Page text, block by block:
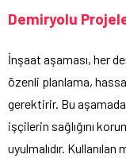
Demiryolu
İnşaat aşaması, her
özenli planlama,
gerektirir. Bu
işçilerin sağlığını
uyulmalıdır.